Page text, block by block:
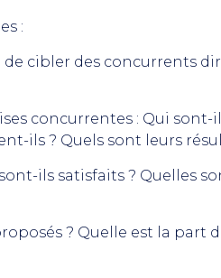
:
cibler des concurrents
concurrentes : Qui sont-
ils ? Quels sont leurs
ils satisfaits ? Quelles
? Quelle est la part